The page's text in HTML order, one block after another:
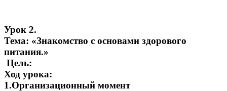
Урок 2.
Тема: «Знакомство с основами здорового
питания.»
Цель:
Ход урока:
1.Организационный момент